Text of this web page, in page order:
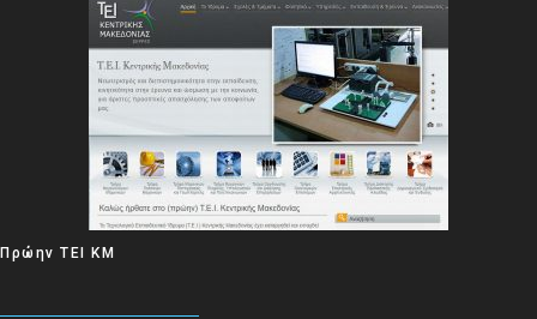
Πρώην ΤΕΙ ΚΜ